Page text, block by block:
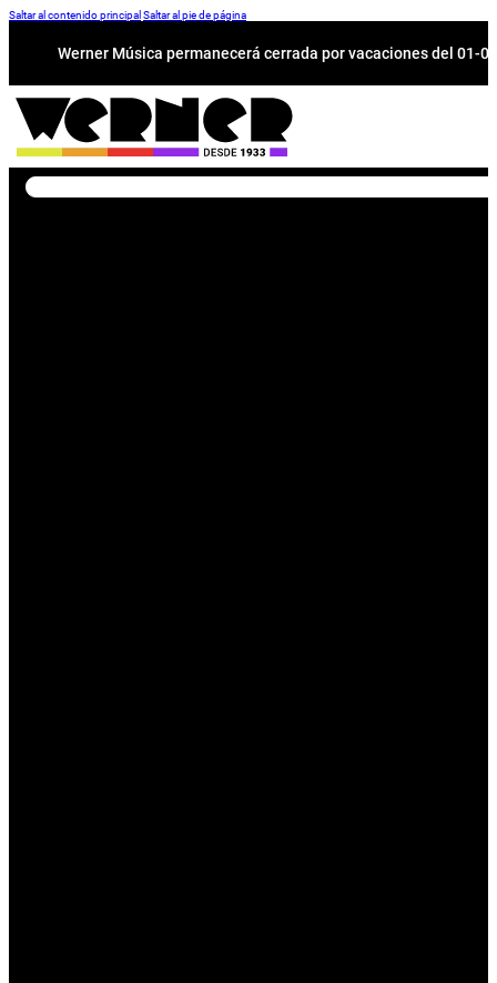
Saltar al contenido principal Saltar al pie de página
Werner Música permanecerá cerrada por vacaciones del 01-
Buscar